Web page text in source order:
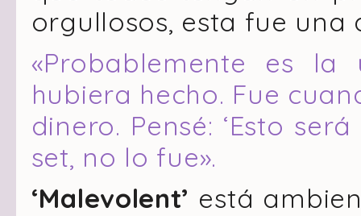
orgullosos, esta fue una
«Probablemente es
hubiera hecho. Fue
dinero. Pensé: ‘Esto
set, no lo fue».
‘Malevolent’ está